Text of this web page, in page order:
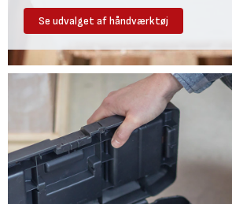
Se udvalget af håndværktøj